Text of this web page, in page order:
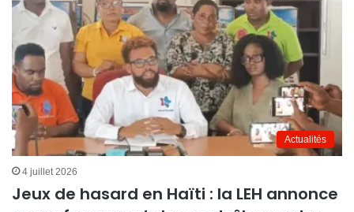
Actualités
4 juillet 2026
Jeux de hasard en Haïti : la LEH annonce